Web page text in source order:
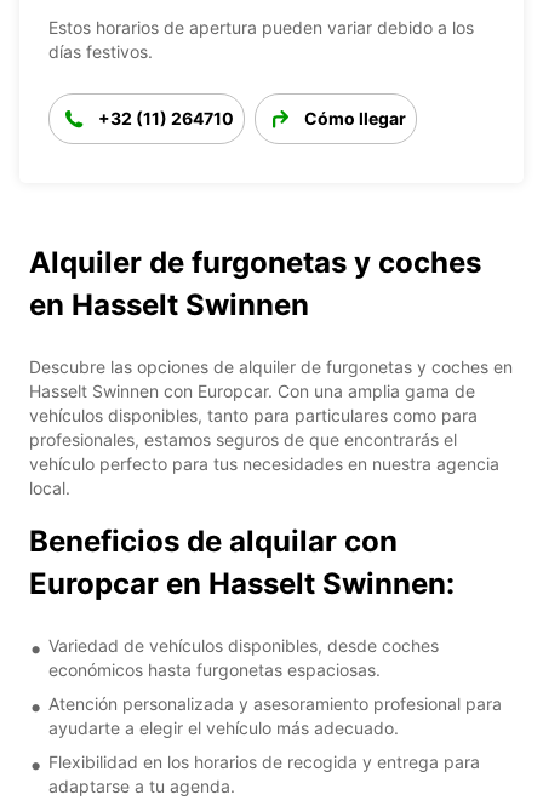
Estos horarios de apertura pueden variar debido a los
días festivos.
+32 (11) 264710 Cómo llegar
Alquiler de furgonetas y coches
en Hasselt Swinnen
Descubre las opciones de alquiler de furgonetas y coches en
Hasselt Swinnen con Europcar. Con una amplia gama de
vehículos disponibles, tanto para particulares como para
profesionales, estamos seguros de que encontrarás el
vehículo perfecto para tus necesidades en nuestra agencia
local.
Beneficios de alquilar con
Europcar en Hasselt Swinnen:
Variedad de vehículos disponibles, desde coches
económicos hasta furgonetas espaciosas.
Atención personalizada y asesoramiento profesional para
ayudarte a elegir el vehículo más adecuado.
Flexibilidad en los horarios de recogida y entrega para
adaptarse a tu agenda.